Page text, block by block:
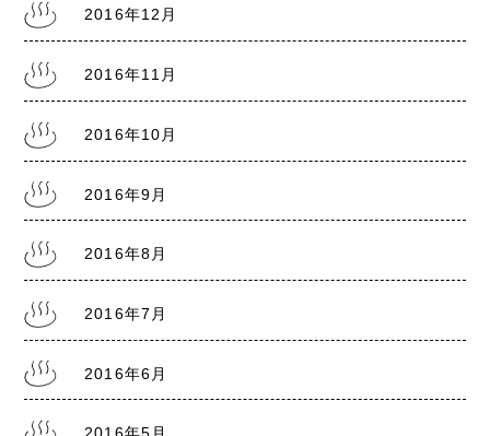
2016年12月
2016年11月
2016年10月
2016年9月
2016年8月
2016年7月
2016年6月